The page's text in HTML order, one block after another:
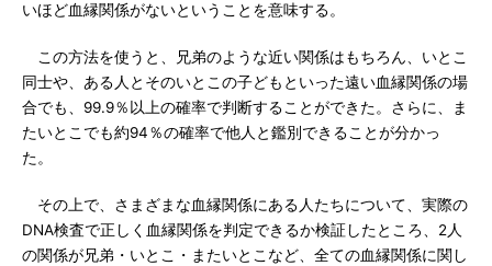
いほど血縁関係がないということを意味する。
この方法を使うと、兄弟のような近い関係はもちろん、いとこ
同士や、ある人とそのいとこの子どもといった遠い血縁関係の場
合でも、99.9％以上の確率で判断することができた。さらに、ま
たいとこでも約94％の確率で他人と鑑別できることが分かっ
た。
その上で、さまざまな血縁関係にある人たちについて、実際の
DNA検査で正しく血縁関係を判定できるか検証したところ、2人
の関係が兄弟・いとこ・またいとこなど、全ての血縁関係に関し